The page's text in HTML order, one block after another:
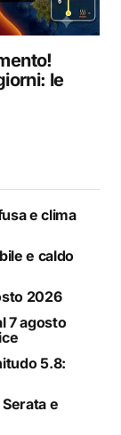
le
e clima
e caldo
2026
7 agosto
5.8:
e